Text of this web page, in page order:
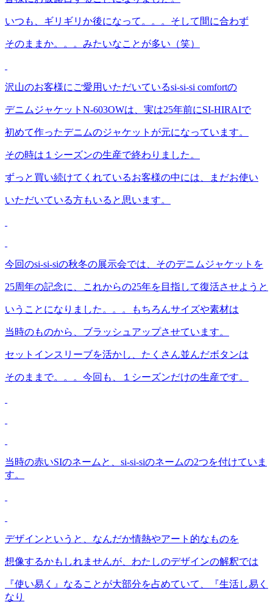
いつも、ギリギリか後になって。。。そして間に合わず
そのままか。。。みたいなことが多い（笑）
沢山のお客様にご愛用いただいているsi-si-si comfortの
デニムジャケットN-603OWは、実は25年前にSI-HIRAIで
初めて作ったデニムのジャケットが元になっています。
その時は１シーズンの生産で終わりました。
ずっと買い続けてくれているお客様の中には、まだお使い
いただいている方もいると思います。
今回のsi-si-siの秋冬の展示会では、そのデニムジャケットを
25周年の記念に、これからの25年を目指して復活させようと
いうことになりました。。。もちろんサイズや素材は
当時のものから、ブラッシュアップさせています。
セットインスリーブを活かし、たくさん並んだボタンは
そのままで。。。今回も、１シーズンだけの生産です。
当時の赤いSIのネームと、si-si-siのネームの2つを付けていま
す。
デザインというと、なんだか情熱やアート的なものを
想像するかもしれませんが、わたしのデザインの解釈では
『使い易く』なることが大部分を占めていて、『生活し易く
なり